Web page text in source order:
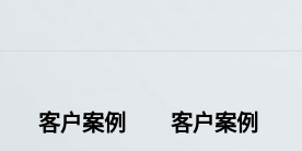
客户案例 客户案例